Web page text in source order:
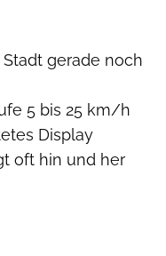
gerade noch
5 bis 25 km/h
Display
oft hin und her